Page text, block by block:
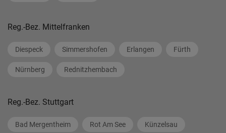
Reg.-Bez. Mittelfranken
Diespeck Simmershofen Erlangen Fürth
Nürnberg Rednitzhembach
Reg.-Bez. Stuttgart
Bad Mergentheim Rot Am See Künzelsau